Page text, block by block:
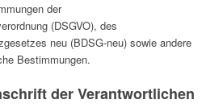
der
(DSGVO), des
neu (BDSG-neu) sowie andere
Bestimmungen.
der Verantwortlichen